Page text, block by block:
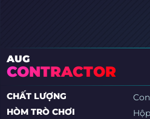
AUG
CONTRACTOR
CHẤT LƯỢNG
HÒM TRÒ CHƠI